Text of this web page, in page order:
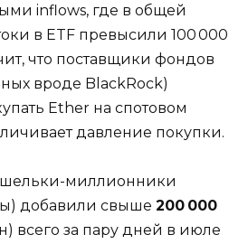
inflows, где в общей
в ETF превысили 100 000
что поставщики фондов
вроде BlackRock)
Ether на спотовом
давление покупки.
миллионники
добавили свыше 200 000
всего за пару дней в июле